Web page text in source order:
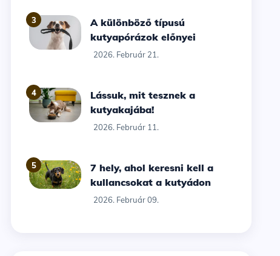
3
A különböző típusú
kutyapórázok előnyei
2026. Február 21.
4
Lássuk, mit tesznek a
kutyakajába!
2026. Február 11.
5
7 hely, ahol keresni kell a
kullancsokat a kutyádon
2026. Február 09.